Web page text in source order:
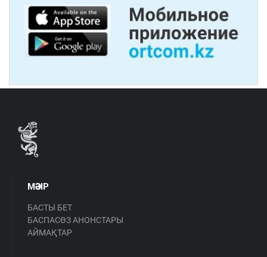
МӘЗІР
БАСТЫ БЕТ
БАСПАСӨЗ АНОНСТАРЫ
АЙМАҚТАР